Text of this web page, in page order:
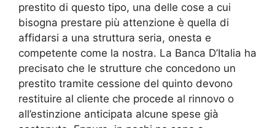
prestito di questo tipo, una delle cose a cui
bisogna prestare più attenzione è quella di
affidarsi a una struttura seria, onesta e
competente come la nostra. La Banca D’Italia ha
precisato che le strutture che concedono un
prestito tramite cessione del quinto devono
restituire al cliente che procede al rinnovo o
all’estinzione anticipata alcune spese già